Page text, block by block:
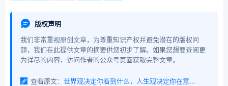
版权声明
我们非常重视原创文章，为尊重知识产权并避免潜在的版权问
题，我们在此提供文章的摘要供您初步了解。如果您想要查阅更
为详尽的内容，访问作者的公众号页面获取完整文章。
查看原文：
世界观决定你看到什么，人生观决定你在意什么，价值观决定你选择什么。三者必须逻辑自洽，才能形成真正的内在力量。